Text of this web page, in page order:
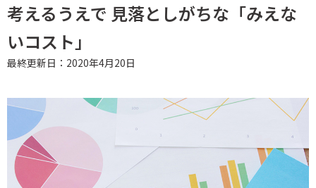
考えるうえで 見落としがちな「みえな
いコスト」
最終更新日：2020年4月20日